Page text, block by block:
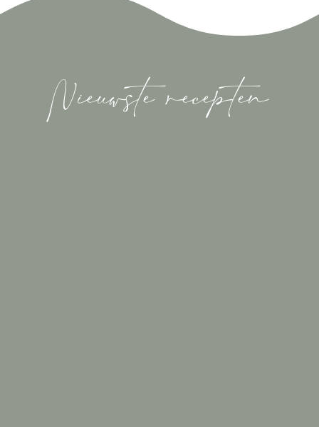
Nieuwste recepten